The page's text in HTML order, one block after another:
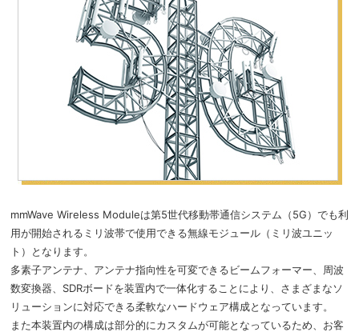
mmWave Wireless Moduleは第5世代移動帯通信システム（5G）でも利
用が開始されるミリ波帯で使用できる無線モジュール（ミリ波ユニッ
ト）となります。
多素子アンテナ、アンテナ指向性を可変できるビームフォーマー、周波
数変換器、SDRボードを装置内で一体化することにより、さまざまなソ
リューションに対応できる柔軟なハードウェア構成となっています。
また本装置内の構成は部分的にカスタムが可能となっているため、お客